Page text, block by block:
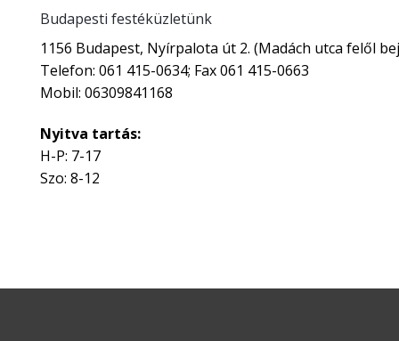
Budapesti festéküzletünk
1156 Budapest, Nyírpalota út 2. (Madách utca felől
Telefon: 061 415-0634; Fax 061 415-0663
Mobil: 06309841168
Nyitva tartás:
H-P: 7-17
Szo: 8-12